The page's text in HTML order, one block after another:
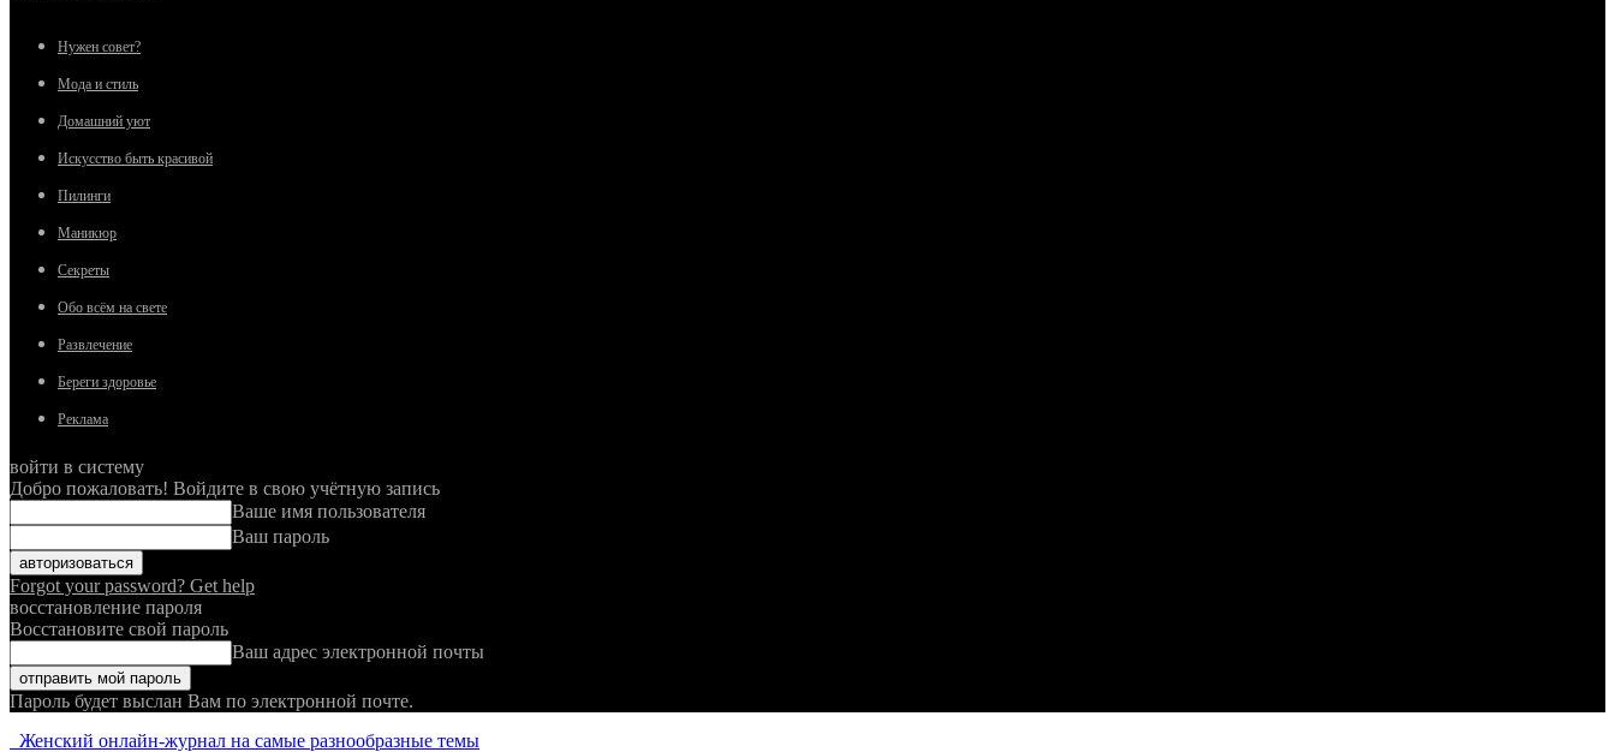
Нужен совет?
Мода и стиль
Домашний уют
Искусство быть красивой
Пилинги
Маникюр
Секреты
Обо всём на свете
Развлечение
Береги здоровье
Реклама
войти в систему
Добро пожаловать! Войдите в свою учётную запись
Ваше имя пользователя
Ваш пароль
Forgot your password? Get help
восстановление пароля
Восстановите свой пароль
Ваш адрес электронной почты
Пароль будет выслан Вам по электронной почте.
Женский онлайн-журнал на самые разнообразные темы